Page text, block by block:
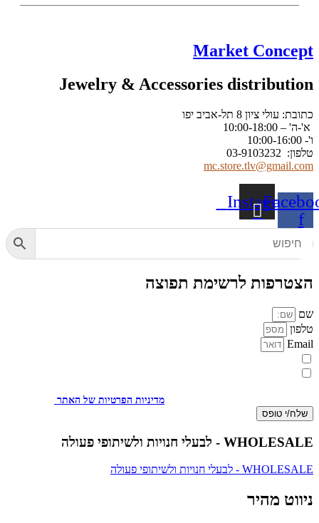
Market Concept
Jewelry & Accessories distribution
כתובת: עולי ציון 8 תל-אביב יפו
א'-ה' – 10:00-18:00
ו'- 10:00-16:00
טלפון: 03-9103232
mc.store.tlv@gmail.com
f
Instagram
הצטרפות לרשימת תפוצה
שם
טלפון
Email
מדיניות הפרטיות של האתר
שלח/י טופס
WHOLESALE - לבעלי חנויות ולשיתופי פעולה
WHOLESALE - לבעלי חנויות ולשיתופי פעולה
ניווט מהיר